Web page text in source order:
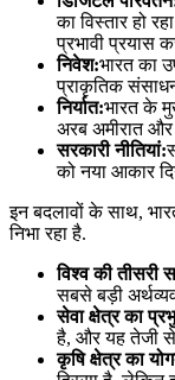
का विस्तार हो
प्रभावी प्रयास
निवेश:भारत का
प्राकृतिक
निर्यात:भारत के
अरब अमीरात और
सरकारी नीतियां:
को नया आकार
इन बदलावों के साथ,
निभा रहा है.
विश्व की तीसरी
सबसे बड़ी
सेवा क्षेत्र का
है, और यह तेजी से
कृषि क्षेत्र का